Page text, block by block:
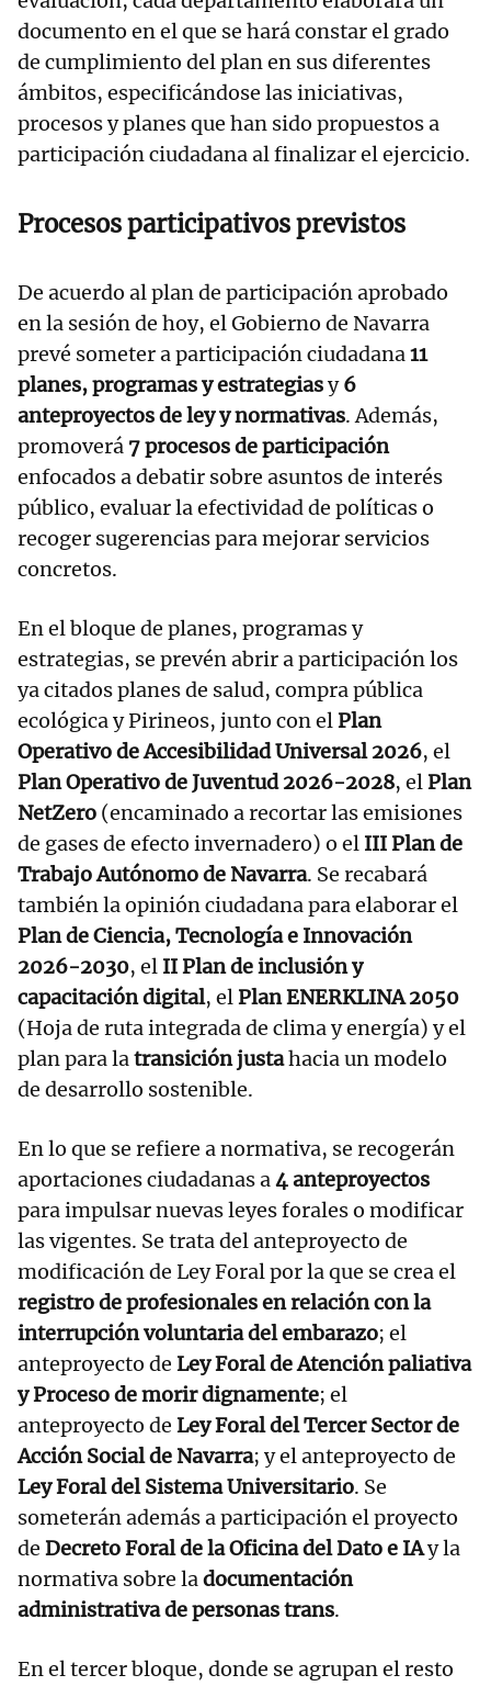
documento en el que se hará constar el grado
de cumplimiento del plan en sus diferentes
ámbitos, especificándose las iniciativas,
procesos y planes que han sido propuestos a
participación ciudadana al finalizar el ejercicio.
Procesos participativos previstos
De acuerdo al plan de participación aprobado
en la sesión de hoy, el Gobierno de Navarra
prevé someter a participación ciudadana11
planes, programas y estrategiasy6
anteproyectos de ley y normativas. Además,
promoverá 7 procesos de participación
enfocados a debatir sobre asuntos de interés
público, evaluar la efectividad de políticas o
recoger sugerencias para mejorar servicios
concretos.
En el bloque de planes, programas y
estrategias, se prevén abrir a participación los
ya citados planes de salud, compra pública
ecológica y Pirineos, junto con elPlan
Operativo de Accesibilidad Universal 2026, el
Plan Operativo de Juventud 2026-2028, elPlan
NetZero (encaminado a recortar las emisiones
de gases de efecto invernadero) o el III Plan de
Trabajo Autónomo de Navarra. Se recabará
también la opinión ciudadana para elaborar el
Plan de Ciencia, Tecnología e Innovación
2026-2030, el II Plan de inclusión y
capacitación digital, elPlan ENERKLINA 2050
(Hoja de ruta integrada de clima y energía) y el
plan para latransición justahacia un modelo
de desarrollo sostenible.
En lo que se refiere a normativa, se recogerán
aportaciones ciudadanas a4 anteproyectos
para impulsar nuevas leyes forales o modificar
las vigentes. Se trata del anteproyecto de
modificación de Ley Foral por la que se crea el
registro de profesionales en relación con la
interrupción voluntaria del embarazo; el
anteproyecto de Ley Foral de Atención paliativa
y Proceso de morir dignamente; el
anteproyecto de Ley Foral del Tercer Sector de
Acción Social de Navarra; y el anteproyecto de
Ley Foral del Sistema Universitario. Se
someterán además a participación el proyecto
de Decreto Foral de la Oficina del Dato e IAy la
normativa sobre ladocumentación
administrativa de personas trans.
En el tercer bloque, donde se agrupan el resto